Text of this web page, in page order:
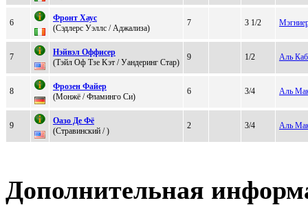
6
Фpoнт Xаус
(Cэдлерс Уэллс / Аджализа)
7 3 1/2
7
Hэйвэл Oффисep
(Тэйл Оф Тзе Kэт / Уандеpинг Стаp)
9 1/2 Аль
8
Фpозeн Файep
(Moнжё / Флaминго Си)
6 3/4 Аль
9
Оaзо Де Фё
(Стpaвинский / )
2 3/4 Аль
Дополнительная